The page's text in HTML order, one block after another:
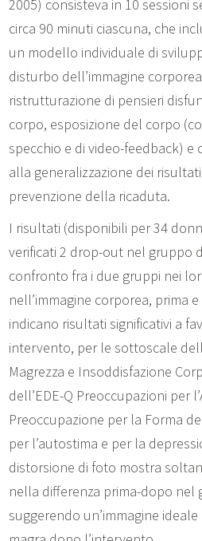
2005) consisteva in 10 sessioni
circa 90 minuti ciascuna, che
un modello individuale di
disturbo dell’immagine
ristrutturazione di pensieri
corpo, esposizione del corpo
specchio e di video-feedback) e
alla generalizzazione dei
prevenzione della ricaduta.
I risultati (disponibili per 34
verificati 2 drop-out nel gruppo
confronto fra i due gruppi nei
nell’immagine corporea, prima
indicano risultati significativi a
intervento, per le sottoscale
Magrezza e Insoddisfazione
dell’EDE-Q Preoccupazioni per
Preoccupazione per la Forma
per l’autostima e per la
distorsione di foto mostra
nella differenza prima-dopo nel
suggerendo un’immagine